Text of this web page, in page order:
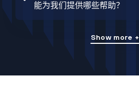
能为我们提供哪些帮助？
Show more +